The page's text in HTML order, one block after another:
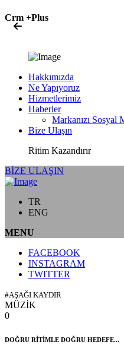
Crm +Plus
Hakkımızda
Ne Yapıyoruz
Hizmetlerimiz
Haberler
Markanızı Sosyal
Bize Ulaşın
Ritim Kazandırır
BİZE ULAŞIN
TR
ENG
MENU
FACEBOOK
INSTAGRAM
TWITTER
#AŞAĞI KAYDIR
MÜZİK
0
DOĞRU RİTİMLE DOĞRU HEDEFE...